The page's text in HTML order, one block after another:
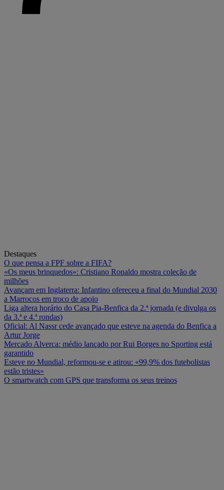
Destaques
O que pensa a FPF sobre a FIFA?
«Os meus brinquedos»: Cristiano Ronaldo mostra coleção de
milhões
Avançam em Inglaterra: Infantino ofereceu a final do Mundial 2030
a Marrocos em troco de apoio
Liga altera horário do Casa Pia-Benfica da 2.ª jornada (e divulga os
da 3.ª e 4.ª rondas)
Oficial: Al Nassr cede avançado que esteve na agenda do Benfica a
Artur Jorge
Mercado Alverca: médio lançado por Rui Borges no Sporting está
garantido
Esteve no Mundial, reformou-se e atirou: «99,9% dos futebolistas
estão tristes»
O smartwatch com GPS que transforma os seus treinos